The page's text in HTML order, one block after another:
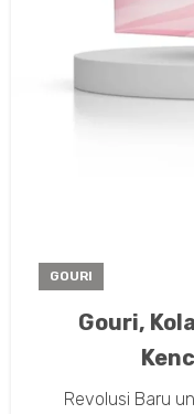
GOURI
Gouri,
Revolusi Baru